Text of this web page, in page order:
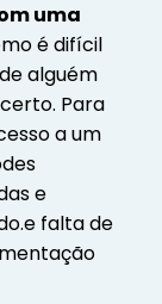
uma
é difícil
alguém
Para
a um
e
falta de